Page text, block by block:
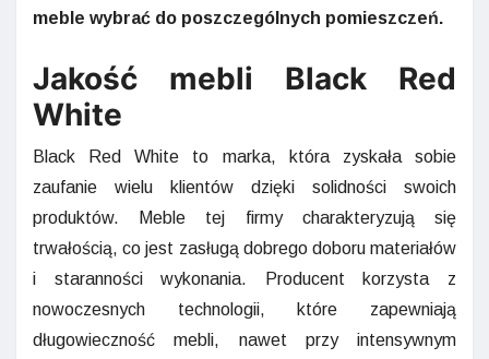
meble wybrać do poszczególnych pomieszczeń.
Jakość mebli Black Red
White
Black Red White to marka, która zyskała sobie
zaufanie wielu klientów dzięki solidności swoich
produktów. Meble tej firmy charakteryzują się
trwałością, co jest zasługą dobrego doboru materiałów
i staranności wykonania. Producent korzysta z
nowoczesnych technologii, które zapewniają
długowieczność mebli, nawet przy intensywnym